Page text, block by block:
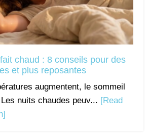
chaud : 8 conseils pour des
et plus reposantes
augmentent, le sommeil
nuits chaudes peuv... [Read